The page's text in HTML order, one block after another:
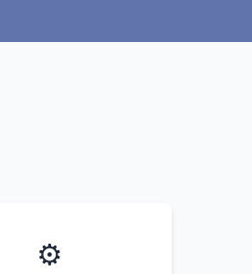
⚙️